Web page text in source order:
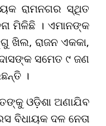
ରାମନଗର ସ୍ଥିତ
ମିଳିଛି । ଏମାନଙ୍କ
ରାଜନ ଏକକା,
ସମେତ ୯ ଜଣ
।
ଓଡ଼ିଶା ଅଣାଯିବ
ବିଧାୟକ ଦଳ ନେତା